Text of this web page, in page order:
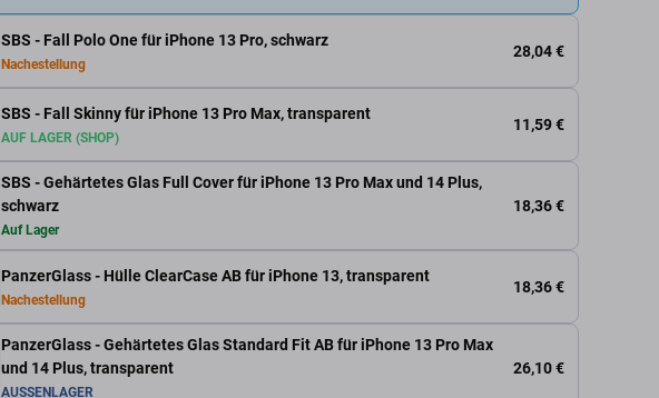
SBS - Fall Polo One für iPhone 13 Pro, schwarz
Nachestellung
28,04 €
SBS - Fall Skinny für iPhone 13 Pro Max, transparent
AUF LAGER (SHOP)
11,59 €
SBS - Gehärtetes Glas Full Cover für iPhone 13 Pro Max und 14 Plus,
schwarz
Auf Lager
18,36 €
PanzerGlass - Hülle ClearCase AB für iPhone 13, transparent
Nachestellung
18,36 €
PanzerGlass - Gehärtetes Glas Standard Fit AB für iPhone 13 Pro Max
und 14 Plus, transparent
AUSSENLAGER
26,10 €